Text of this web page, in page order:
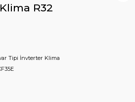
R32
Tipi İnvterter Klima